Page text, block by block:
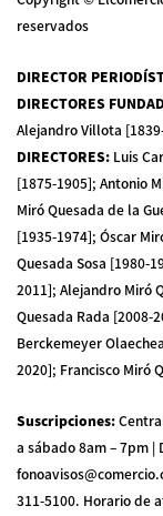
reservados
DIRECTOR
DIRECTORES
Alejandro Villota
DIRECTORES: Luis
[1875-1905]; Antonio
Miró Quesada de la
[1935-1974]; Óscar
Quesada Sosa [1980-
2011]; Alejandro Miró
Quesada Rada [2008-
Berckemeyer
2020]; Francisco Miró
Suscripciones:
a sábado 8am – 7pm |
311-5100. Horario de